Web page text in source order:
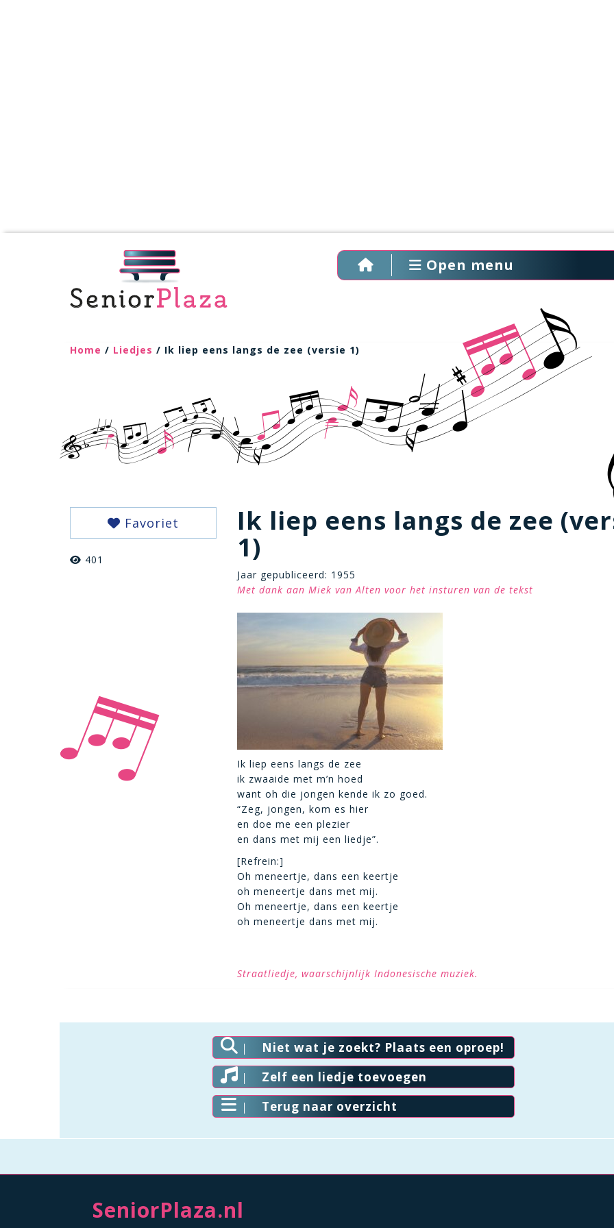
Open menu
Home / Liedjes / Ik liep eens langs de zee (versie 1)
Favoriet
401
Ik liep eens langs de zee
1)
Jaar gepubliceerd: 1955
Met dank aan Miek van Alten voor het insturen van de tekst
Ik liep eens langs de zee
ik zwaaide met m’n hoed
want oh die jongen kende ik zo goed.
“Zeg, jongen, kom es hier
en doe me een plezier
en dans met mij een liedje”.
[Refrein:]
Oh meneertje, dans een keertje
oh meneertje dans met mij.
Oh meneertje, dans een keertje
oh meneertje dans met mij.
Straatliedje, waarschijnlijk Indonesische muziek.
Niet wat je zoekt? Plaats een oproep!
Zelf een liedje toevoegen
Terug naar overzicht
SeniorPlaza.nl